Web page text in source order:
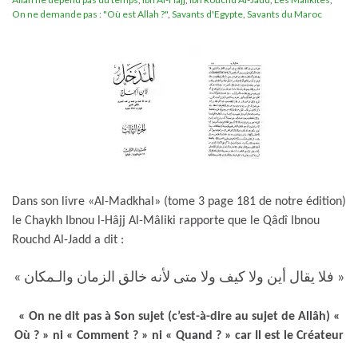
On ne demande pas : "Où est Allah ?" Savants d'Egypte Savants du Maroc
Dans son livre «Al-Madkhal» (tome 3 page 181 de notre édition)
le Chaykh Ibnou l-Hâjj Al-Mâliki rapporte que le Qâdî Ibnou
Rouchd Al-Jadd a dit :
« فلا يقال أين ولا كيف ولا متى لأنه خالق الزمان والـمكان »
« On ne dit pas à Son sujet (c’est-à-dire au sujet de Allâh) «
Où ? » ni « Comment ? » ni « Quand ? » car Il est le Créateur